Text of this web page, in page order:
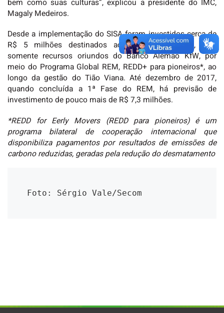
bem como suas culturas”, explicou a presidente do IMC,
Magaly Medeiros.
Desde a implementação do SISA foram investidos cerca de
R$ 5 milhões destinados aos povos indígenas, isso
somente recursos oriundos do Banco Alemão KfW, por
meio do Programa Global REM, REDD+ para pioneiros*, ao
longo da gestão do Tião Viana. Até dezembro de 2017,
quando concluída a 1ª Fase do REM, há previsão de
investimento de pouco mais de R$ 7,3 milhões.
*REDD for Eerly Movers (REDD para pioneiros) é um
programa bilateral de cooperação internacional que
disponibiliza pagamentos por resultados de emissões de
carbono reduzidas, geradas pela redução do desmatamento
Foto: Sérgio Vale/Secom